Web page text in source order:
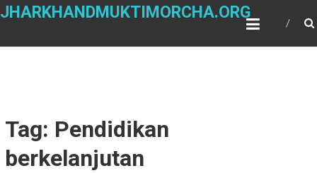
Skip
JHARKHANDMUKTIMORCHA.ORG
Tag: Pendidikan
berkelanjutan